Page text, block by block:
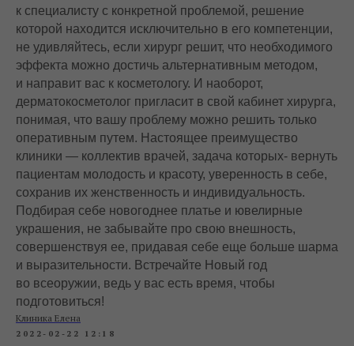
к специалисту с конкретной проблемой, решение
которой находится исключительно в его компетенции,
не удивляйтесь, если хирург решит, что необходимого
эффекта можно достичь альтернативным методом,
и направит вас к косметологу. И наоборот,
дерматокосметолог пригласит в свой кабинет хирурга,
понимая, что вашу проблему можно решить только
оперативным путем. Настоящее преимущество
клиники — коллектив врачей, задача которых- вернуть
пациентам молодость и красоту, уверенность в себе,
сохранив их женственность и индивидуальность.
Подбирая себе новогоднее платье и ювелирные
украшения, не забывайте про свою внешность,
совершенствуя ее, придавая себе еще больше шарма
и выразительности. Встречайте Новый год
во всеоружии, ведь у вас есть время, чтобы
подготовиться!
Клиника Елена
2022-02-22 12:18